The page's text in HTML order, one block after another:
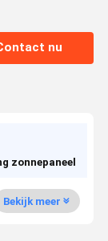
nu
zonnepaneel
Bekijk meer